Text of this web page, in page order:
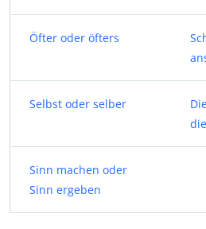
Öfter oder öfters
Selbst oder selber
Sinn machen oder
Sinn ergeben